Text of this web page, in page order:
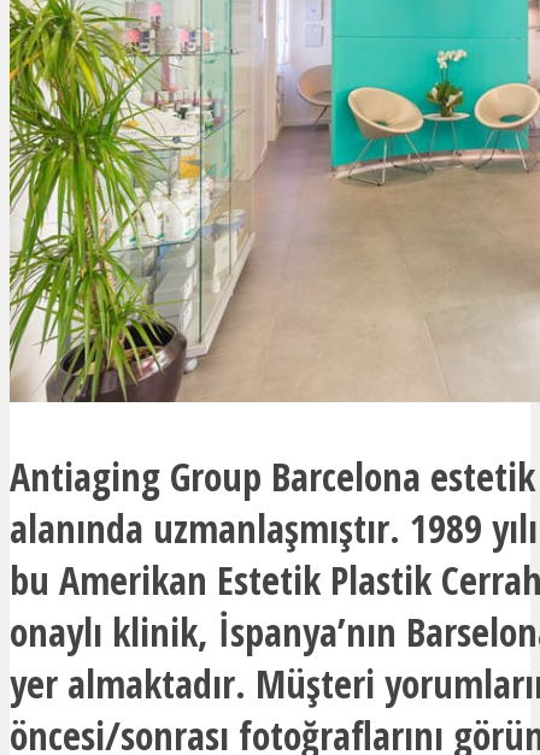
Antiaging Group Barcelona
alanında uzmanlaşmıştır. 1989
bu Amerikan Estetik Plastik
onaylı klinik, İspanya’nın
yer almaktadır. Müşteri
öncesi/sonrası fotoğraflarını